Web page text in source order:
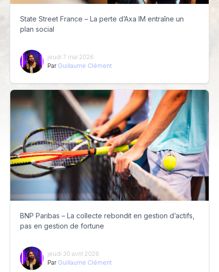
State Street France – La perte d’Axa IM entraîne un
plan social
jeudi 7 mai 2026
Par Guillaume Clément
BNP Paribas – La collecte rebondit en gestion d’actifs,
pas en gestion de fortune
jeudi 30 avril 2026
Par Guillaume Clément